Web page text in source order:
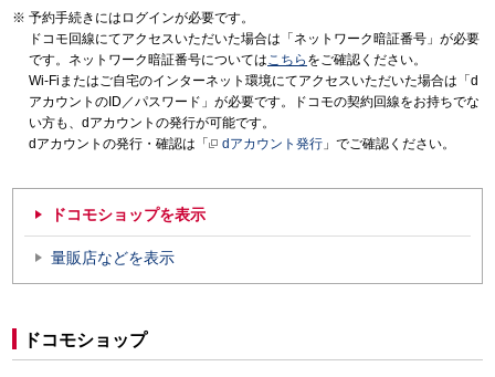
予約手続きにはログインが必要です。
ドコモ回線にてアクセスいただいた場合は「ネットワーク暗証番号」が必要
です。ネットワーク暗証番号についてはこちら をご確認ください。
Wi-Fiまたはご自宅のインターネット環境にてアクセスいただいた場合は「d
アカウントのID／パスワード」が必要です。ドコモの契約回線をお持ちでな
い方も、dアカウントの発行が可能です。
dアカウントの発行・確認は「
dアカウント発行 」でご確認ください。
ドコモショップを表示
量販店などを表示
ドコモショップ